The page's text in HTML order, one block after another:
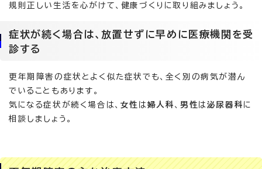
規則正しい生活を心がけて、健康づくりに取り組みましょう。
症状が続く場合は、放置せずに早めに医療機関を受
診する
更年期障害の症状とよく似た症状でも、全く別の病気が潜ん
でいることもあります。
気になる症状が続く場合は、 女性 は 婦人科 、男性 は 泌尿器科 に
相談しましょう。